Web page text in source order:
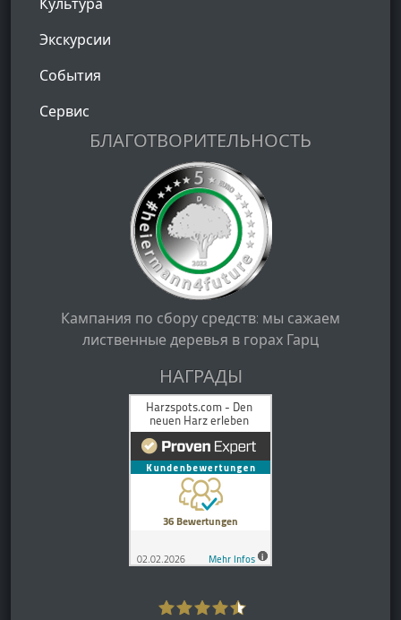
Культура
Экскурсии
События
Сервис
БЛАГОТВОРИТЕЛЬНОСТЬ
Кампания по сбору средств: мы сажаем
лиственные деревья в горах Гарц
НАГРАДЫ